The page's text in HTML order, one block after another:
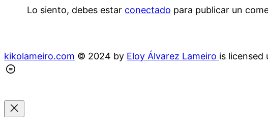
Lo siento, debes estar conectado para publicar un
kikolameiro.com © 2024 by Eloy Álvarez Lameiro is licensed